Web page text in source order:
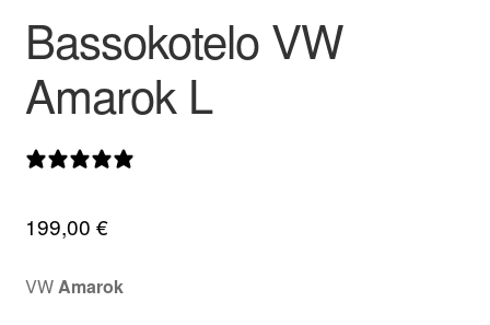
Bassokotelo VW
Amarok L
199,00 €
VWAmarok